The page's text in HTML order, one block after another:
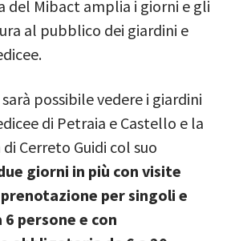
del Mibact amplia i giorni e gli
al pubblico dei giardini e
sarà possibile vedere i giardini
di Petraia e Castello e la
Cerreto Guidi col suo
giorni in più con visite
per singoli e
persone e con